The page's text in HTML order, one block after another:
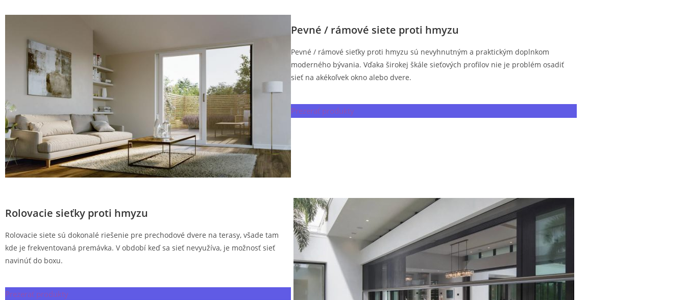
Pevné / rámové siete proti hmyzu
Pevné / rámové sieťky proti hmyzu sú nevyhnutným a praktickým doplnkom
moderného bývania. Vďaka širokej škále sieťových profilov nie je problém osadiť
sieť na akékoľvek okno alebo dvere.
Prezerať produkty
Rolovacie sieťky proti hmyzu
Rolovacie siete sú dokonalé riešenie pre prechodové dvere na terasy, všade tam
kde je frekventovaná premávka. V období keď sa sieť nevyužíva, je možnosť sieť
navinúť do boxu.
Prezerať produkty